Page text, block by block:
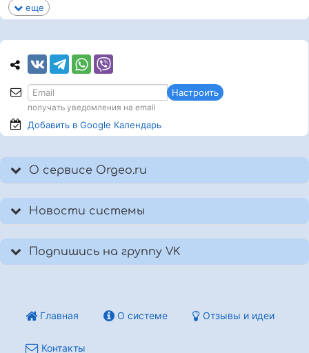
еще
Настроить
получать уведомления на email
Добавить в Google Календарь
О сервисе Orgeo.ru
Новости системы
Подпишись на группу VK
Главная О системе Отзывы и идеи
Контакты